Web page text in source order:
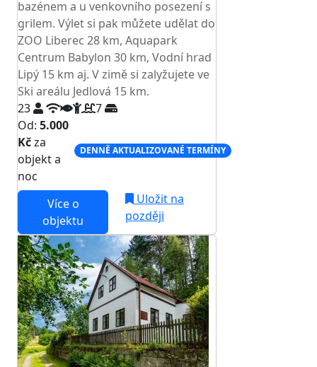
bazénem a u venkovního posezení s
grilem. Výlet si pak můžete udělat do
ZOO Liberec 28 km, Aquapark
Centrum Babylon 30 km, Vodní hrad
Lipý 15 km aj. V zimě si zalyžujete ve
Ski areálu Jedlová 15 km.
23
7
Od: 5.000
Kčza
objekt a
noc
DENNĚ AKTUALIZOVANÉ TERMÍNY
Více o
objektu
Uložit na
později